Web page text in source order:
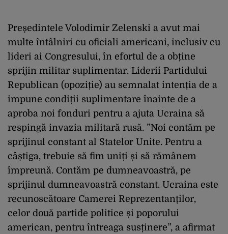
Președintele Volodimir Zelenski a avut mai
multe întâlniri cu oficiali americani, inclusiv cu
lideri ai Congresului, în efortul de a obține
sprijin militar suplimentar. Liderii Partidului
Republican (opoziție) au semnalat intenția de a
impune condiții suplimentare înainte de a
aproba noi fonduri pentru a ajuta Ucraina să
respingă invazia militară rusă. ”Noi contăm pe
sprijinul constant al Statelor Unite. Pentru a
câștiga, trebuie să fim uniți și să rămânem
împreună. Contăm pe dumneavoastră, pe
sprijinul dumneavoastră constant. Ucraina este
recunoscătoare Camerei Reprezentanților,
celor două partide politice și poporului
american, pentru întreaga susținere”, a afirmat